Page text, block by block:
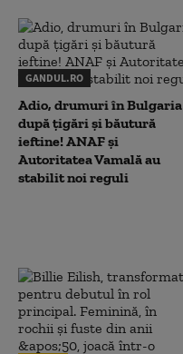
GANDUL.RO
Adio, drumuri în Bulgaria
după țigări și băutură
ieftine! ANAF și
Autoritatea Vamală au
stabilit noi reguli